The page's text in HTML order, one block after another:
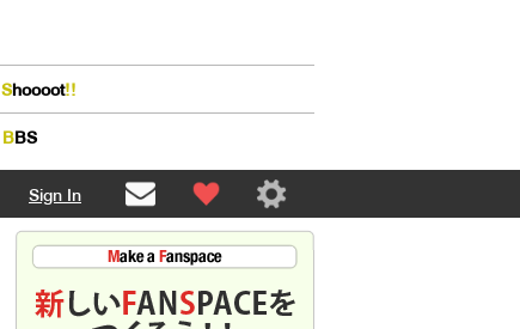
Shoooot!!
BBS
Sign In